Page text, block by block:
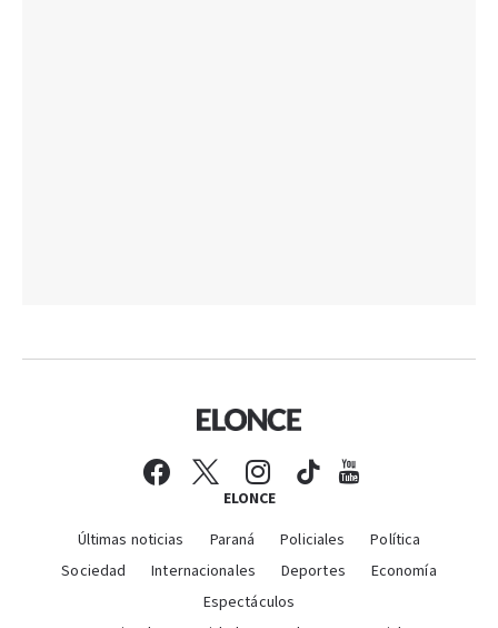
ELONCE
Últimas noticias Paraná Policiales
Política
Sociedad
Internacionales Deportes
Economía
Espectáculos